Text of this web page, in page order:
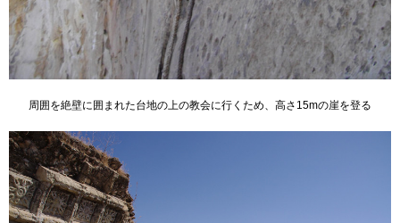
周囲を絶壁に囲まれた台地の上の教会に行くため、高さ15mの崖を登る